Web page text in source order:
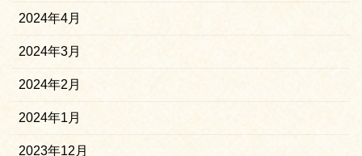
2024年4月
2024年3月
2024年2月
2024年1月
2023年12月